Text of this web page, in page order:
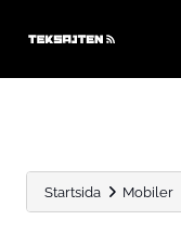
Startsida Mobiler